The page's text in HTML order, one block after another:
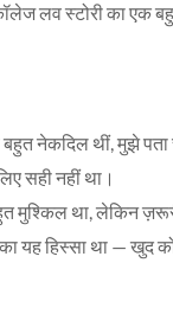
लव स्टोरी का एक
बहुत नेकदिल थीं, मुझे
सही नहीं था।
मुश्किल था, लेकिन
यह हिस्सा था — खुद